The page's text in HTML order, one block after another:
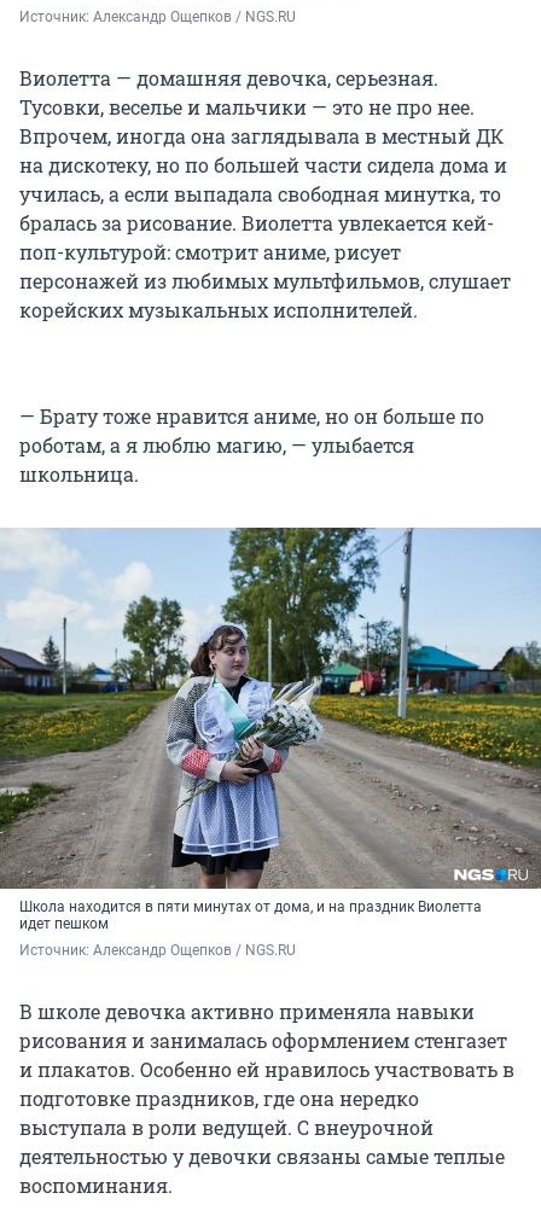
Источник: Александр Ощепков / NGS.RU
Виолетта — домашняя девочка, серьезная.
Тусовки, веселье и мальчики — это не про нее.
Впрочем, иногда она заглядывала в местный ДК
на дискотеку, но по большей части сидела дома и
училась, а если выпадала свободная минутка, то
бралась за рисование. Виолетта увлекается кей-
поп-культурой: смотрит аниме, рисует
персонажей из любимых мультфильмов, слушает
корейских музыкальных исполнителей.
— Брату тоже нравится аниме, но он больше по
роботам, а я люблю магию, — улыбается
школьница.
Школа находится в пяти минутах от дома, и на праздник Виолетта
идет пешком
Источник: Александр Ощепков / NGS.RU
В школе девочка активно применяла навыки
рисования и занималась оформлением стенгазет
и плакатов. Особенно ей нравилось участвовать в
подготовке праздников, где она нередко
выступала в роли ведущей. С внеурочной
деятельностью у девочки связаны самые теплые
воспоминания.